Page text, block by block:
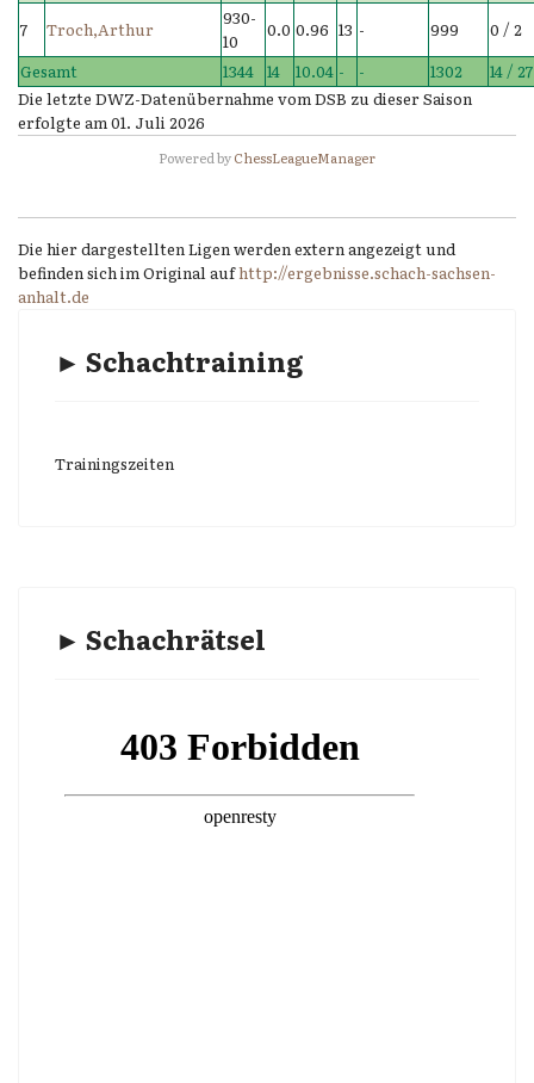
7 Troch,Arthur
930-
10
0.0 0.96 13 - 999
0 / 2
Gesamt
1344 14 10.04 - - 1302
14 / 27
Die letzte DWZ-Datenübernahme vom DSB zu dieser Saison
erfolgte am 01. Juli 2026
Powered byChessLeagueManager
Die hier dargestellten Ligen werden extern angezeigt und
befinden sich im Original aufhttp://ergebnisse.schach-sachsen-
anhalt.de
► Schachtraining
Trainingszeiten
► Schachrätsel